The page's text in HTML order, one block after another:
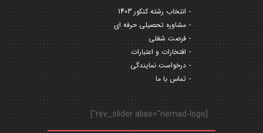
انتخاب رشته کنکور 1403
مشاوره تحصیلی حرفه ای
فرصت شغلی
افتخارات و اعتبارات
درخواست نمایندگی
تماس با ما
[rev_slider alias="nemad-logo"]